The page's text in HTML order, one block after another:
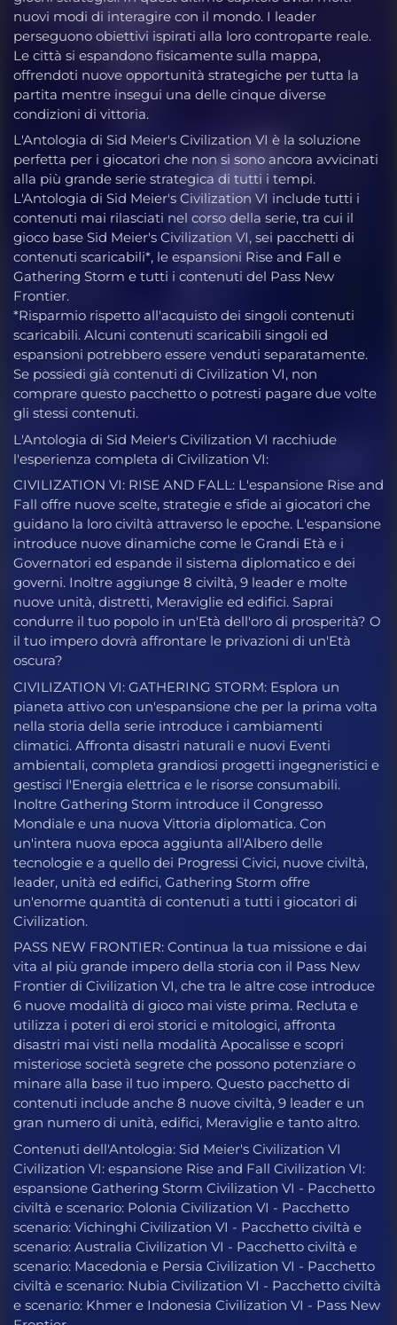
nuovi modi di interagire con il mondo. I leader
perseguono obiettivi ispirati alla loro controparte reale.
Le città si espandono fisicamente sulla mappa,
offrendoti nuove opportunità strategiche per tutta la
partita mentre insegui una delle cinque diverse
condizioni di vittoria.
L'Antologia di Sid Meier's Civilization VI è la soluzione
perfetta per i giocatori che non si sono ancora avvicinati
alla più grande serie strategica di tutti i tempi.
L'Antologia di Sid Meier's Civilization VI include tutti i
contenuti mai rilasciati nel corso della serie, tra cui il
gioco base Sid Meier's Civilization VI, sei pacchetti di
contenuti scaricabili*, le espansioni Rise and Fall e
Gathering Storm e tutti i contenuti del Pass New
Frontier.
*Risparmio rispetto all'acquisto dei singoli contenuti
scaricabili. Alcuni contenuti scaricabili singoli ed
espansioni potrebbero essere venduti separatamente.
Se possiedi già contenuti di Civilization VI, non
comprare questo pacchetto o potresti pagare due volte
gli stessi contenuti.
L'Antologia di Sid Meier's Civilization VI racchiude
l'esperienza completa di Civilization VI:
CIVILIZATION VI: RISE AND FALL: L'espansione Rise and
Fall offre nuove scelte, strategie e sfide ai giocatori che
guidano la loro civiltà attraverso le epoche. L'espansione
introduce nuove dinamiche come le Grandi Età e i
Governatori ed espande il sistema diplomatico e dei
governi. Inoltre aggiunge 8 civiltà, 9 leader e molte
nuove unità, distretti, Meraviglie ed edifici. Saprai
condurre il tuo popolo in un'Età dell'oro di prosperità? O
il tuo impero dovrà affrontare le privazioni di un'Età
oscura?
CIVILIZATION VI: GATHERING STORM: Esplora un
pianeta attivo con un'espansione che per la prima volta
nella storia della serie introduce i cambiamenti
climatici. Affronta disastri naturali e nuovi Eventi
ambientali, completa grandiosi progetti ingegneristici e
gestisci l'Energia elettrica e le risorse consumabili.
Inoltre Gathering Storm introduce il Congresso
Mondiale e una nuova Vittoria diplomatica. Con
un'intera nuova epoca aggiunta all'Albero delle
tecnologie e a quello dei Progressi Civici, nuove civiltà,
leader, unità ed edifici, Gathering Storm offre
un'enorme quantità di contenuti a tutti i giocatori di
Civilization.
PASS NEW FRONTIER: Continua la tua missione e dai
vita al più grande impero della storia con il Pass New
Frontier di Civilization VI, che tra le altre cose introduce
6 nuove modalità di gioco mai viste prima. Recluta e
utilizza i poteri di eroi storici e mitologici, affronta
disastri mai visti nella modalità Apocalisse e scopri
misteriose società segrete che possono potenziare o
minare alla base il tuo impero. Questo pacchetto di
contenuti include anche 8 nuove civiltà, 9 leader e un
gran numero di unità, edifici, Meraviglie e tanto altro.
Contenuti dell'Antologia: Sid Meier's Civilization VI
Civilization VI: espansione Rise and Fall Civilization VI:
espansione Gathering Storm Civilization VI - Pacchetto
civiltà e scenario: Polonia Civilization VI - Pacchetto
scenario: Vichinghi Civilization VI - Pacchetto civiltà e
scenario: Australia Civilization VI - Pacchetto civiltà e
scenario: Macedonia e Persia Civilization VI - Pacchetto
civiltà e scenario: Nubia Civilization VI - Pacchetto civiltà
e scenario: Khmer e Indonesia Civilization VI - Pass New